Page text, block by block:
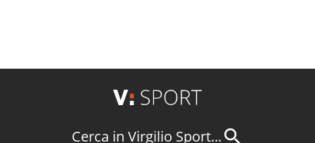
Cerca in Virgilio Sport...